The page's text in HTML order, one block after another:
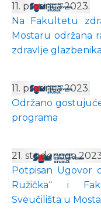
11. prosinca 2023.
Na Fakultetu
Mostaru održana
zdravlje
11. prosinca 2023.
Održano
programa
21. studenoga
Potpisan Ugovor
Ružička“ i
Sveučilišta u